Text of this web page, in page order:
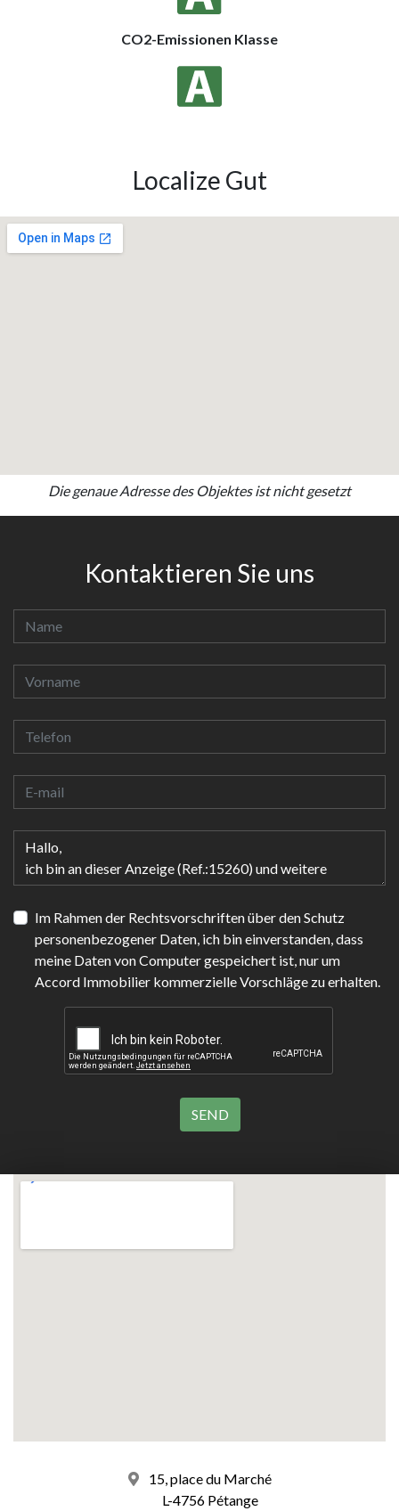
CO2-Emissionen Klasse
Localize Gut
Die genaue Adresse des Objektes ist nicht gesetzt
Kontaktieren Sie uns
Im Rahmen der Rechtsvorschriften über den Schutz
personenbezogener Daten, ich bin einverstanden, dass
meine Daten von Computer gespeichert ist, nur um
Accord Immobilier kommerzielle Vorschläge zu erhalten.
15, place du Marché
L-4756 Pétange